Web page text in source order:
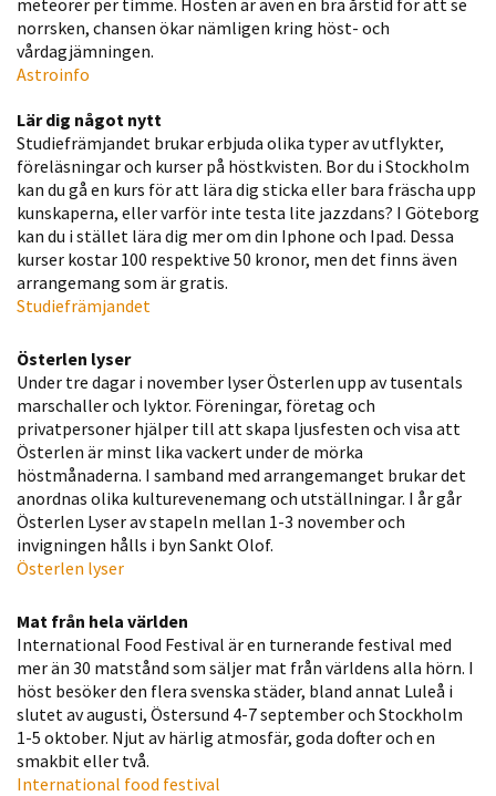
norrsken, chansen ökar näm­ligen kring höst- och
vårdagjämningen.
Astroinfo
Lär dig något nytt
Studiefrämjandet brukar erbjuda olika typer av utflykter,
föreläsningar och kurser på höstkvisten. Bor du i Stockholm
kan du gå en kurs för att lära dig sticka eller bara fräscha upp
kunskaperna, eller varför inte testa lite jazzdans? I Göteborg
kan du i stället lära dig mer om din Iphone och Ipad. Dessa
kurser kostar 100 respektive 50 kronor, men det finns även
arrangemang som är gratis.
Studiefrämjandet
Österlen lyser
Under tre dagar i november lyser ­Österlen upp av tusentals
marschaller och lyktor. Föreningar, företag och
privatpersoner hjälper till att skapa ljusfesten och visa att
Österlen är minst lika vackert under de mörka
höstmånaderna. I samband med arrangemanget brukar det
anordnas olika kulturevenemang och utställningar. I år går
Österlen Lyser av stapeln mellan 1-3 november och
invigningen hålls i byn Sankt Olof.
Österlen lyser
Mat från hela världen
International Food Festival är en turnerande festival med
mer än 30 matstånd som säljer mat från världens alla hörn. I
höst besöker den flera svenska städer, bland annat Luleå i
slutet av augusti, Östersund 4-7 september och Stockholm
1-5 oktober. Njut av härlig atmosfär, goda dofter och en
smakbit eller två.
International food festival
välja bort. De
behövs för
fungera.
Statistik
För att vi ska
och
uppbyggnad,
baserat på
hur hemsidan
används.
prestera så
bra som
möjligt under
ditt besök.